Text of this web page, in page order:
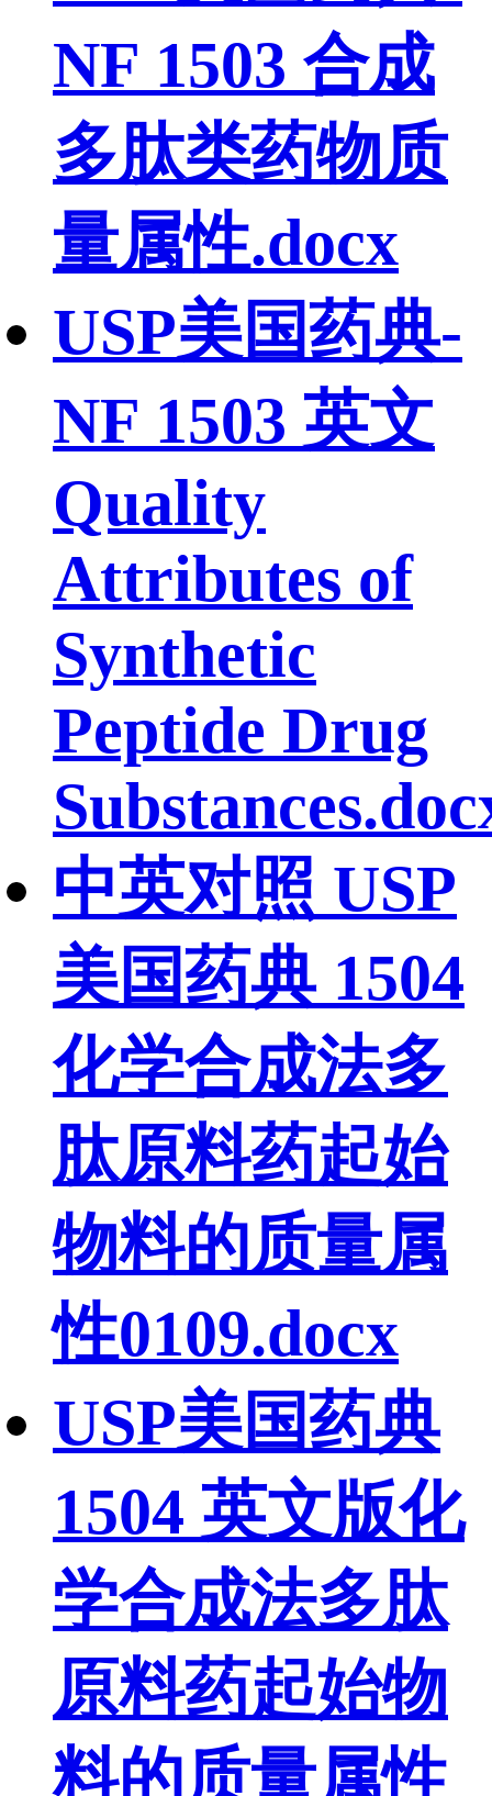
NF 1503 合成
多肽类药物质
量属性.docx
USP美国药典-
NF 1503 英文
Quality
Attributes of
Synthetic
Peptide Drug
中英对照 USP
美国药典 1504
化学合成法多
肽原料药起始
物料的质量属
性0109.docx
USP美国药典
1504 英文版化
学合成法多肽
原料药起始物
料的质量属性